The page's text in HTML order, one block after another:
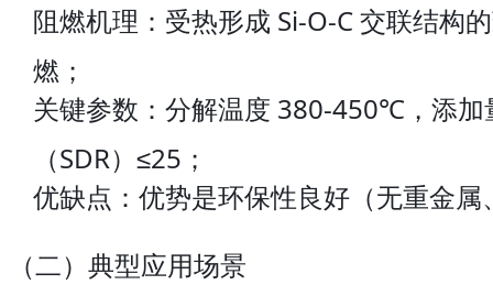
阻燃机理：受热形成 Si-O-C 交联结构
燃；
关键参数：分解温度 380-450℃，添加
（SDR）≤25；
优缺点：优势是环保性良好（无重金属
（二）典型应用场景